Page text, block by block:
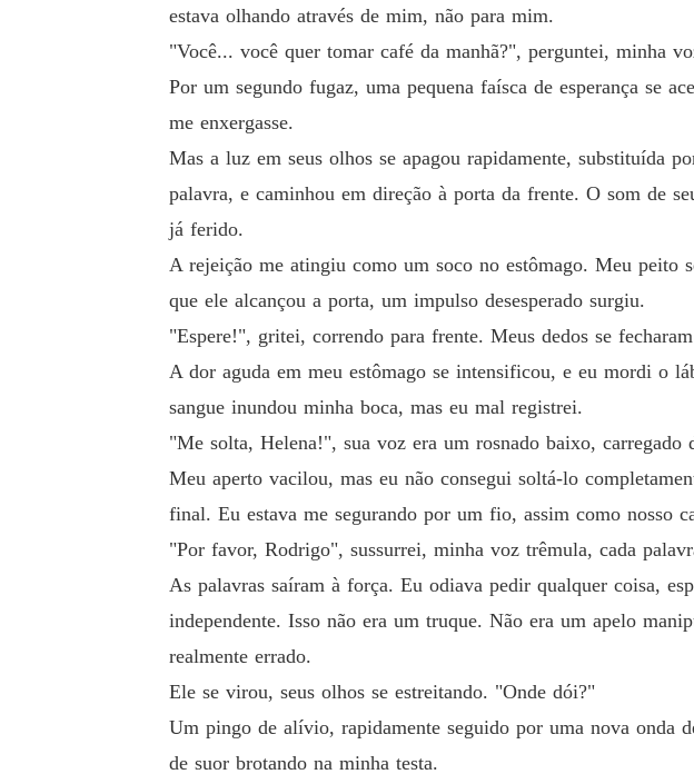
estava olhando através de mim, não para mim.
"Você... você quer tomar café da manhã?", perguntei, minha
Por um segundo fugaz, uma pequena faísca de esperança se
me enxergasse.
Mas a luz em seus olhos se apagou rapidamente, substituída
palavra, e caminhou em direção à porta da frente. O som de
já ferido.
A rejeição me atingiu como um soco no estômago. Meu peito
que ele alcançou a porta, um impulso desesperado surgiu.
"Espere!", gritei, correndo para frente. Meus dedos se
A dor aguda em meu estômago se intensificou, e eu mordi o
sangue inundou minha boca, mas eu mal registrei.
"Me solta, Helena!", sua voz era um rosnado baixo, carregado
Meu aperto vacilou, mas eu não consegui soltá-lo
final. Eu estava me segurando por um fio, assim como nosso
"Por favor, Rodrigo", sussurrei, minha voz trêmula, cada
As palavras saíram à força. Eu odiava pedir qualquer coisa,
independente. Isso não era um truque. Não era um apelo
realmente errado.
Ele se virou, seus olhos se estreitando. "Onde dói?"
Um pingo de alívio, rapidamente seguido por uma nova onda
de suor brotando na minha testa.